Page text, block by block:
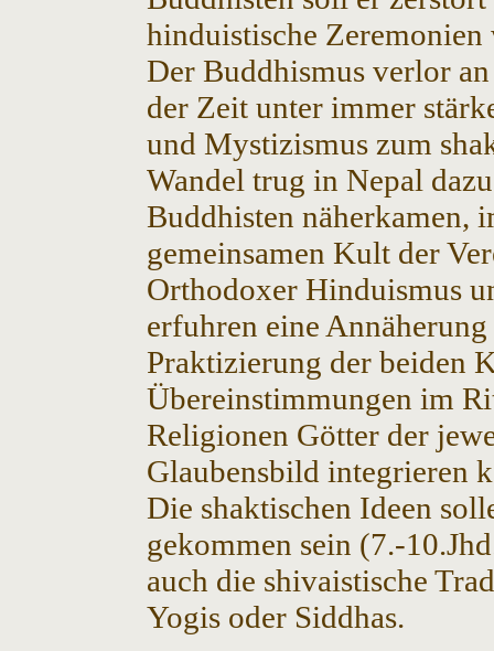
hinduistische Zeremonien
Der Buddhismus verlor
der Zeit unter immer
und Mystizismus zum
Wandel trug in Nepal
Buddhisten näherkamen,
gemeinsamen Kult der
Orthodoxer Hinduismus
erfuhren eine
Praktizierung der beiden
Übereinstimmungen im
Religionen Götter der
Glaubensbild integrieren
Die shaktischen Ideen
gekommen sein (7.-
auch die shivaistische
Yogis oder Siddhas.